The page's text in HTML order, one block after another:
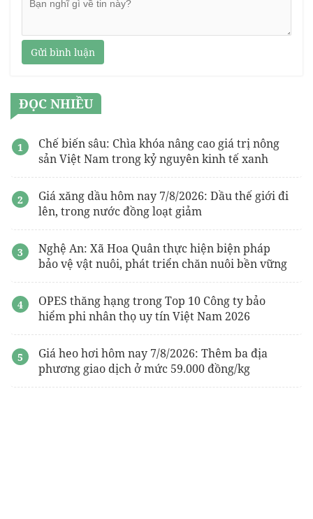
Gửi bình luận
ĐỌC NHIỀU
Chế biến sâu: Chìa khóa nâng cao giá trị nông
sản Việt Nam trong kỷ nguyên kinh tế xanh
Giá xăng dầu hôm nay 7/8/2026: Dầu thế giới đi
lên, trong nước đồng loạt giảm
Nghệ An: Xã Hoa Quân thực hiện biện pháp
bảo vệ vật nuôi, phát triển chăn nuôi bền vững
OPES thăng hạng trong Top 10 Công ty bảo
hiểm phi nhân thọ uy tín Việt Nam 2026
Giá heo hơi hôm nay 7/8/2026: Thêm ba địa
phương giao dịch ở mức 59.000 đồng/kg